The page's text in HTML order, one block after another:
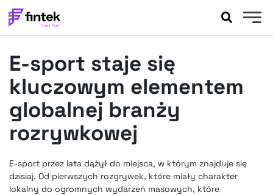
BANKOWOŚĆ
EVENTY
FELIETONY
WYWIADY
LEGAL
FINTEKEXTRA
OKIEM EKSPERTA
E-sport staje się
kluczowym elementem
globalnej branży
rozrywkowej
E-sport przez lata dążył do miejsca, w którym znajduje się
dzisiaj. Od pierwszych rozgrywek, które miały charakter
lokalny do ogromnych wydarzeń masowych, które